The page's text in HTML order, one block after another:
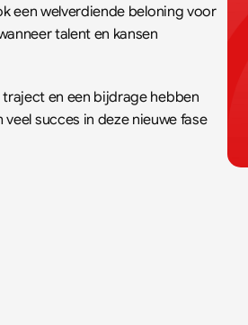
een welverdiende beloning voor
talent en kansen
en een bijdrage hebben
succes in deze nieuwe fase